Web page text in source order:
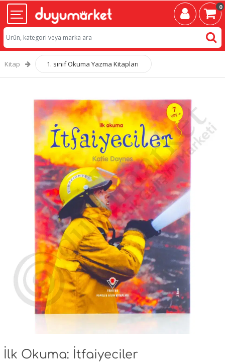
0
Kitap 1. sınıf Okuma Yazma Kitapları
İlk Okuma: İtfaiyeciler